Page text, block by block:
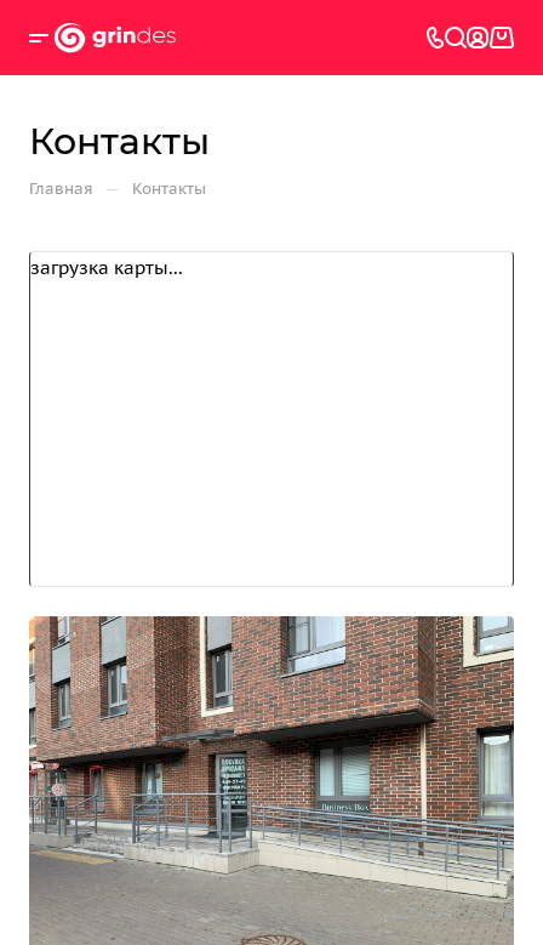
Контакты
Главная — Контакты
загрузка карты...